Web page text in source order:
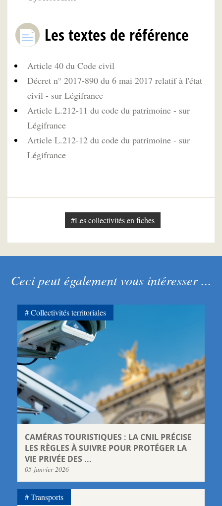
Les textes de référence
Article 40 du Code civil
Décret n° 2017-890 du 6 mai 2017 relatif à l'état
civil - sur Légifrance
Article L.212-11 du code du patrimoine - sur
Légifrance
Article L.212-12 du code du patrimoine - sur
Légifrance
#Les collectivités en fiches
Ceci peut également vous intéresser ...
CAMÉRAS TOURISTIQUES : LA CNIL PRÉCISE
LES RÈGLES À SUIVRE POUR PROTÉGER LA
VIE PRIVÉE DES ...
05 janvier 2026
Collectivités territoriales
Transports